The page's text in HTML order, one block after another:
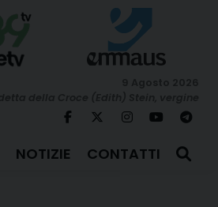
NOTIZIE CONTATTI